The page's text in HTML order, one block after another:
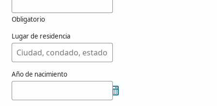
Obligatorio
Lugar de residencia
Año de nacimiento